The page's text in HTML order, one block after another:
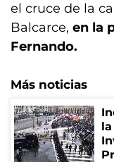
el cruce de la
Balcarce, en la
Fernando.
Más noticias